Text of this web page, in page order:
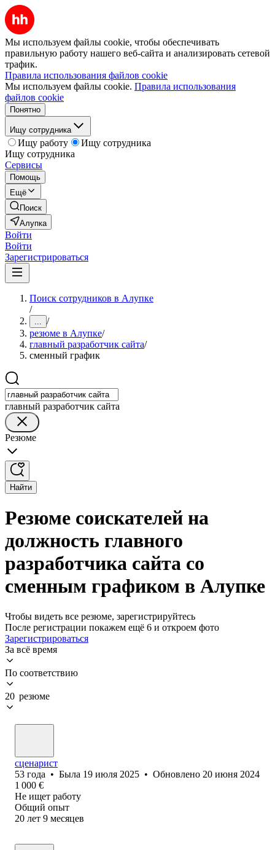
Мы используем файлы cookie, чтобы обеспечивать
правильную работу нашего веб-сайта и анализировать сетевой
трафик.
Правила использования файлов cookie
Мы используем файлы cookie. Правила использования
файлов cookie
Понятно
Ищу сотрудника
Ищу работу
Ищу сотрудника
Ищу сотрудника
Сервисы
Помощь
Ещё
Поиск
Алупка
Войти
Войти
Зарегистрироваться
Поиск сотрудников в Алупке
/
... /
резюме в Алупке/
главный разработчик сайта/
сменный график
главный разработчик сайта
Резюме
Найти
Резюме соискателей на
должность главного
разработчика сайта со
сменным графиком в Алупке
Чтобы видеть все резюме, зарегистрируйтесь
После регистрации покажем ещё 6 и откроем фото
Зарегистрироваться
За всё время
По соответствию
20 резюме
сценарист
53 года • Была 19 июля 2025 • Обновлено 20 июня 2024
1 000 €
Не ищет работу
Общий опыт
20 лет 9 месяцев